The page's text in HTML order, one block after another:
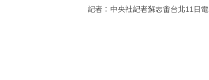
記者：中央社記者蘇志畬台北11日電